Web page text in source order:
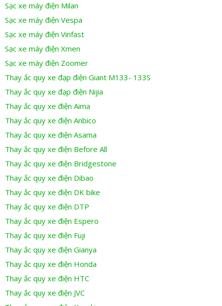
Sạc xe máy điện Milan
Sạc xe máy điện Vespa
Sạc xe máy điện Vinfast
Sạc xe máy điện Xmen
Sạc xe máy điện Zoomer
Thay ắc quy xe đạp điện Giant M133- 133S
Thay ắc quy xe đạp điện Nijia
Thay ắc quy xe điện Aima
Thay ắc quy xe điện Anbico
Thay ắc quy xe điện Asama
Thay ắc quy xe điện Before All
Thay ắc quy xe điện Bridgestone
Thay ắc quy xe điện Dibao
Thay ắc quy xe điện DK bike
Thay ắc quy xe điện DTP
Thay ắc quy xe điện Espero
Thay ắc quy xe điện Fuji
Thay ắc quy xe điện Gianya
Thay ắc quy xe điện Honda
Thay ắc quy xe điện HTC
Thay ắc quy xe điện JVC